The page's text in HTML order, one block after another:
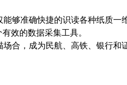
够准确快捷的识读各种纸质一
效的数据采集工具。
合，成为民航、高铁、银行和